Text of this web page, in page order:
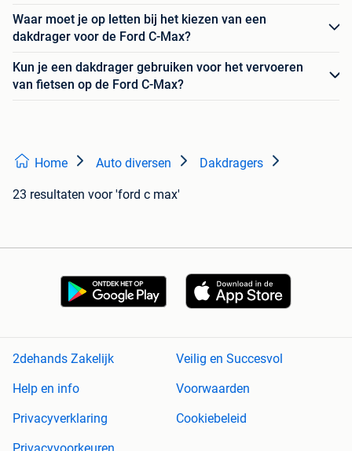
Waar moet je op letten bij het kiezen van een
dakdrager voor de Ford C-Max?
Kun je een dakdrager gebruiken voor het vervoeren
van fietsen op de Ford C-Max?
Home Auto diversen Dakdragers
23 resultaten voor 'ford c max'
2dehands Zakelijk
Veilig en Succesvol
Help en info
Voorwaarden
Privacyverklaring
Cookiebeleid